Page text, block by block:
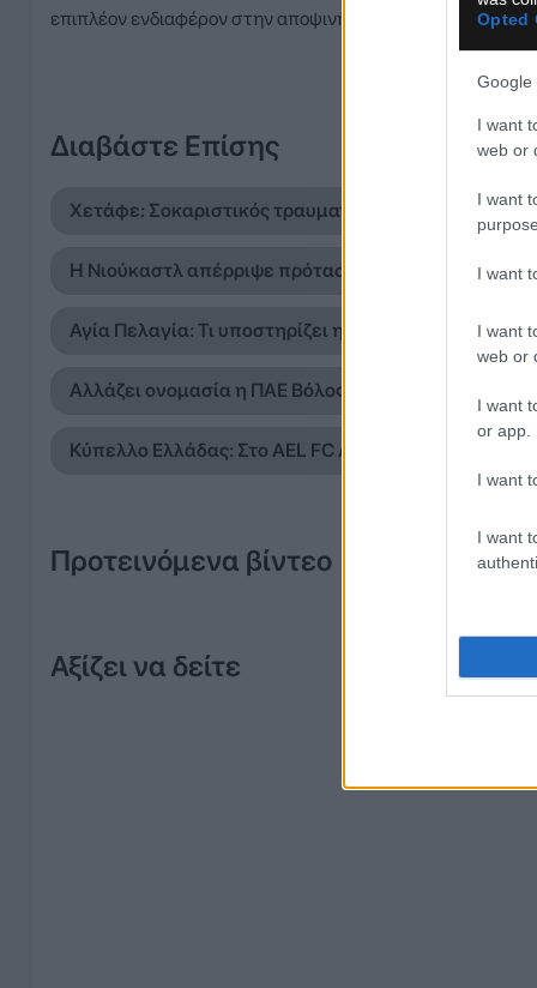
Opted
Google
I want
web or
I want
I want
I want
web or
I want
or app.
I want
I want
επιπλέον ενδιαφέρον στην αποψινή αναμέτρηση.
Διαβάστε Επίσης
Χετάφε: Σοκαριστικός τραυματισμός για τον
Η Νιούκαστλ απέρριψε πρόταση 50 εκατομμυρίων
Αγία Πελαγία: Τι υποστηρίζει η αστυνομία για το
Αλλάζει ονομασία η ΠΑΕ Βόλος λόγω νέας
Κύπελλο Ελλάδας: Στο AEL FC ARENA το Τρίκαλα –
Προτεινόμενα βίντεο
Αξίζει να δείτε